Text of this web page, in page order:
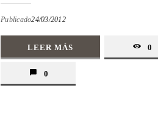
Publicado24/03/2012
LEER MÁS 0
0